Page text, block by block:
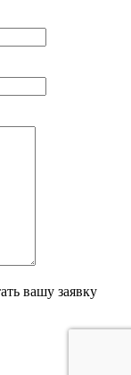
вашу заявку